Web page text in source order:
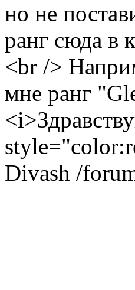
но не
ранг сюда в
<br />
мне ранг
Divash /